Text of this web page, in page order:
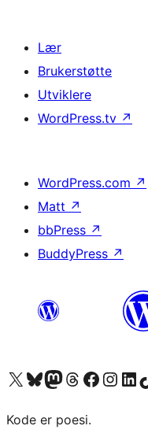
Lær
Brukerstøtte
Utviklere
WordPress.tv ↗
WordPress.com ↗
Matt ↗
bbPress ↗
BuddyPress ↗
Besøk vår konto på X Visit our Bluesky account
Besøk vår Mastodon-konto
Visit our Threads account
Besøk vår Facebook-sideBesøk vår Instagram-
Besøk vår
Kode er poesi.